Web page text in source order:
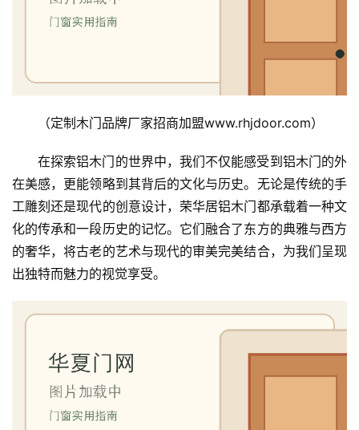
（定制木门品牌厂家招商加盟www.rhjdoor.com）
在探索铝木门的世界中，我们不仅能感受到铝木门的外
在美感，更能领略到其背后的文化与历史。无论是传统的手
工雕刻还是现代的创意设计，荣华居铝木门都承载着一种文
化的传承和一段历史的记忆。它们融合了东方的典雅与西方
的奢华，将古老的艺术与现代的审美完美结合，为我们呈现
出独特而魅力的视觉享受。